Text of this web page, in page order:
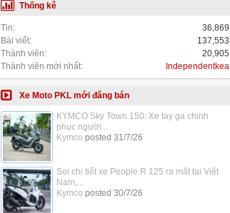
Thống kê
Tin:
36,869
Bài viết:
137,553
Thành viên:
20,905
Thành viên mới nhất:
Independentkea
Xe Moto PKL mới đăng bán
KYMCO Sky Town 150: Xe tay ga chinh
phục người...
Kymco posted 31/7/26
Soi chi tiết xe People R 125 ra mắt tại Việt
Nam,...
Kymco posted 30/7/26